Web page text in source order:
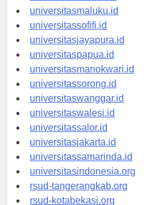
universitasambon.id
universitasmaluku.id
universitassofifi.id
universitasjayapura.id
universitaspapua.id
universitasmanokwari.id
universitassorong.id
universitaswanggar.id
universitaswalesi.id
universitassalor.id
universitasjakarta.id
universitassamarinda.id
universitasindonesia.org
rsud-tangerangkab.org